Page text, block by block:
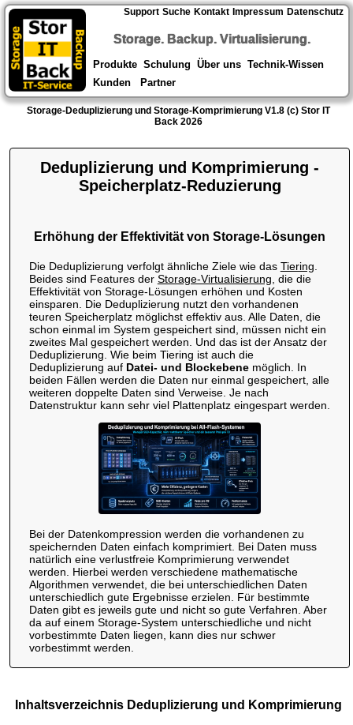
Support Suche Kontakt Impressum Datenschutz
Storage. Backup. Virtualisierung.
Produkte Schulung Über uns Technik-Wissen
Kunden
Partner
Storage-Deduplizierung und Storage-Komprimierung V1.8 (c) Stor IT
Back 2026
Deduplizierung und Komprimierung -
Speicherplatz-Reduzierung
Erhöhung der Effektivität von Storage-Lösungen
Die Deduplizierung verfolgt ähnliche Ziele wie das Tiering
Beides sind Features der Storage-Virtualisierung , die die
Effektivität von Storage-Lösungen erhöhen und Kosten
einsparen. Die Deduplizierung nutzt den vorhandenen
teuren Speicherplatz möglichst effektiv aus. Alle Daten, die
schon einmal im System gespeichert sind, müssen nicht ein
zweites Mal gespeichert werden. Und das ist der Ansatz der
Deduplizierung. Wie beim Tiering ist auch die
Deduplizierung auf Datei- und Blockebenemöglich. In
beiden Fällen werden die Daten nur einmal gespeichert, alle
weiteren doppelte Daten sind Verweise. Je nach
Datenstruktur kann sehr viel Plattenplatz eingespart werden.
Bei der Datenkompression werden die vorhandenen zu
speichernden Daten einfach komprimiert. Bei Daten muss
natürlich eine verlustfreie Komprimierung verwendet
werden. Hierbei werden verschiedene mathematische
Algorithmen verwendet, die bei unterschiedlichen Daten
unterschiedlich gute Ergebnisse erzielen. Für bestimmte
Daten gibt es jeweils gute und nicht so gute Verfahren. Aber
da auf einem Storage-System unterschiedliche und nicht
vorbestimmte Daten liegen, kann dies nur schwer
vorbestimmt werden.
Inhaltsverzeichnis Deduplizierung und Komprimierung